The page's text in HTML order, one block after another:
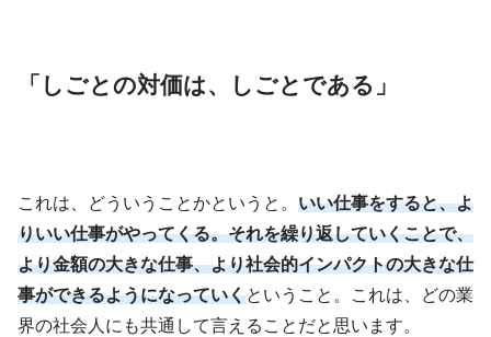
「しごとの対価は、しごとである」
これは、どういうことかというと。 いい仕事をすると、よ
りいい仕事がやってくる。それを繰り返していくことで、
より金額の大きな仕事、より社会的インパクトの大きな仕
事ができるようになっていくということ。これは、どの業
界の社会人にも共通して言えることだと思います。